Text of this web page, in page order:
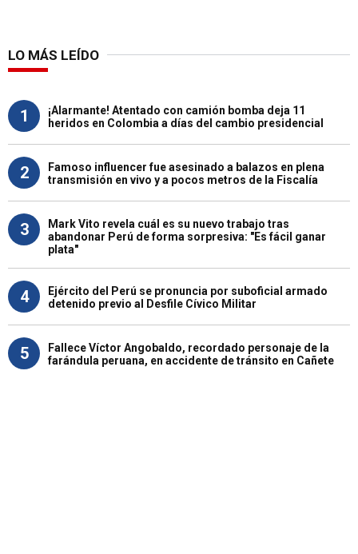
LO MÁS LEÍDO
1
¡Alarmante! Atentado con camión bomba deja 11
heridos en Colombia a días del cambio presidencial
2
Famoso influencer fue asesinado a balazos en plena
transmisión en vivo y a pocos metros de la Fiscalía
3
Mark Vito revela cuál es su nuevo trabajo tras
abandonar Perú de forma sorpresiva: "Es fácil ganar
plata"
4
Ejército del Perú se pronuncia por suboficial armado
detenido previo al Desfile Cívico Militar
5
Fallece Víctor Angobaldo, recordado personaje de la
farándula peruana, en accidente de tránsito en Cañete